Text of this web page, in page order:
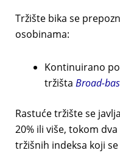
Tržište bika se
osobinama:
Kontinuirano
tržišta Broad-
Rastuće tržište se
20% ili više, tokom
tržišnih indeksa koji